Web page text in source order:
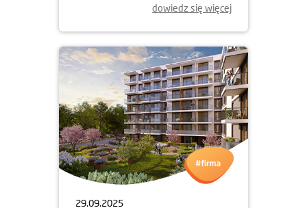
dowiedz się więcej
29.09.2025